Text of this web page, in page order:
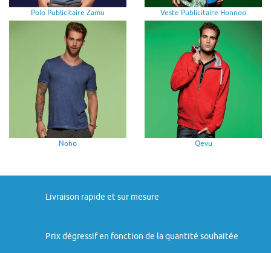
Polo Publicitaire Zamu Veste Publicitaire Honnoo
Noho Qevu
Livraison rapide et sur mesure
Prix dégressif en fonction de la quantité souhaitée